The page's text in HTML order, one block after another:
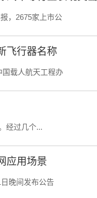
，2675家上市公
飞行器名称
国载人航天工程办
经过几个...
应用场景
晚间发布公告